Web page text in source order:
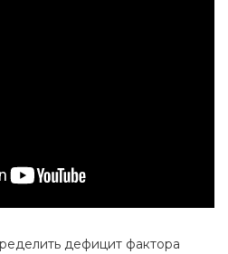
дефицит фактора